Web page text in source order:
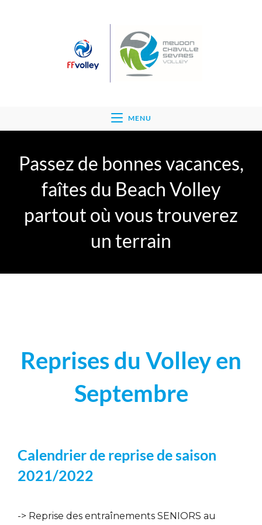
MENU
Passez de bonnes vacances,
faîtes du Beach Volley
partout où vous trouverez
un terrain
Reprises du Volley en
Septembre
Calendrier de reprise de saison
2021/2022
-> Reprise des entraînements SENIORS au